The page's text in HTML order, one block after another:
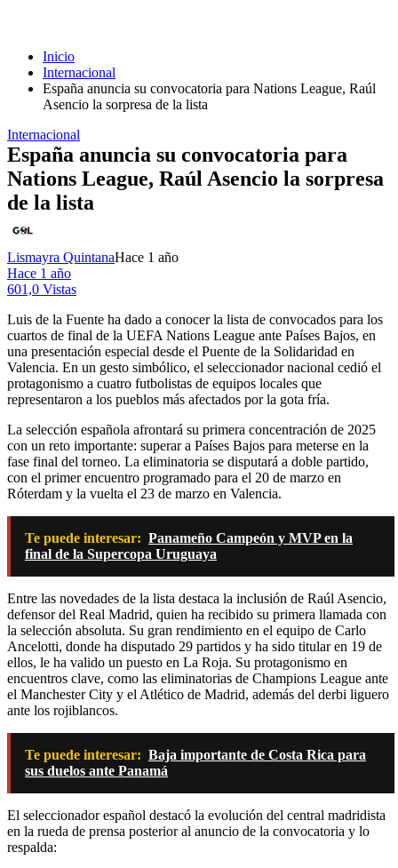
Inicio
Internacional
España anuncia su convocatoria para Nations League, Raúl
Asencio la sorpresa de la lista
Internacional
España anuncia su convocatoria para
Nations League, Raúl Asencio la sorpresa
de la lista
Lismayra QuintanaHace 1 año
Hace 1 año
601,0 Vistas
Luis de la Fuente ha dado a conocer la lista de convocados para los
cuartos de final de la UEFA Nations League ante Países Bajos, en
una presentación especial desde el Puente de la Solidaridad en
Valencia. En un gesto simbólico, el seleccionador nacional cedió el
protagonismo a cuatro futbolistas de equipos locales que
representaron a los pueblos más afectados por la gota fría.
La selección española afrontará su primera concentración de 2025
con un reto importante: superar a Países Bajos para meterse en la
fase final del torneo. La eliminatoria se disputará a doble partido,
con el primer encuentro programado para el 20 de marzo en
Róterdam y la vuelta el 23 de marzo en Valencia.
Te puede interesar: Panameño Campeón y MVP en la
final de la Supercopa Uruguaya
Entre las novedades de la lista destaca la inclusión de Raúl Asencio,
defensor del Real Madrid, quien ha recibido su primera llamada con
la selección absoluta. Su gran rendimiento en el equipo de Carlo
Ancelotti, donde ha disputado 29 partidos y ha sido titular en 19 de
ellos, le ha valido un puesto en La Roja. Su protagonismo en
encuentros clave, como las eliminatorias de Champions League ante
el Manchester City y el Atlético de Madrid, además del derbi liguero
ante los rojiblancos.
Te puede interesar: Baja importante de Costa Rica para
sus duelos ante Panamá
El seleccionador español destacó la evolución del central madridista
en la rueda de prensa posterior al anuncio de la convocatoria y lo
respalda: